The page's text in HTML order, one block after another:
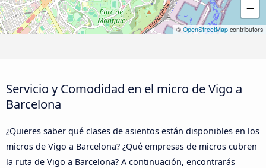
−
© OpenStreetMap contributors
Servicio y Comodidad en el micro de Vigo a
Barcelona
¿Quieres saber qué clases de asientos están disponibles en los
micros de Vigo a Barcelona? ¿Qué empresas de micros cubren
la ruta de Vigo a Barcelona? A continuación, encontrarás